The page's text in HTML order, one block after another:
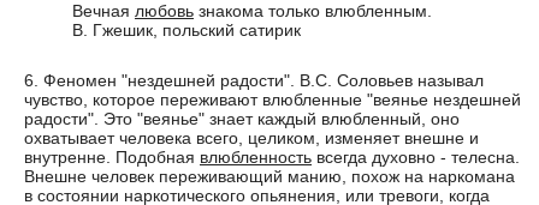
Вечная любовь знакома только влюбленным.
В. Гжешик, польский сатирик
6. Феномен "нездешней радости". В.С. Соловьев называл
чувство, которое переживают влюбленные "веянье нездешней
радости". Это "веянье" знает каждый влюбленный, оно
охватывает человека всего, целиком, изменяет внешне и
внутренне. Подобная влюбленность всегда духовно - телесна.
Внешне человек переживающий манию, похож на наркомана
в состоянии наркотического опьянения, или тревоги, когда